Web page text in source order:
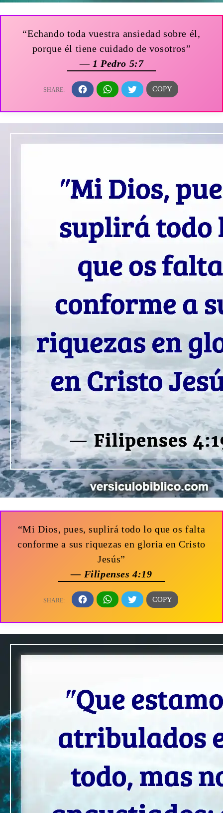
“Echando toda vuestra ansiedad sobre él,
porque él tiene cuidado de vosotros”
— 1 Pedro 5:7
“Mi Dios, pues, suplirá todo lo que os falta
conforme a sus riquezas en gloria en Cristo
Jesús”
— Filipenses 4:19